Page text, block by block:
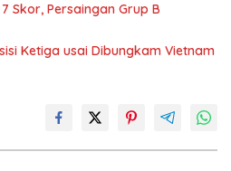
Skor, Persaingan Grup B
Ketiga usai Dibungkam Vietnam